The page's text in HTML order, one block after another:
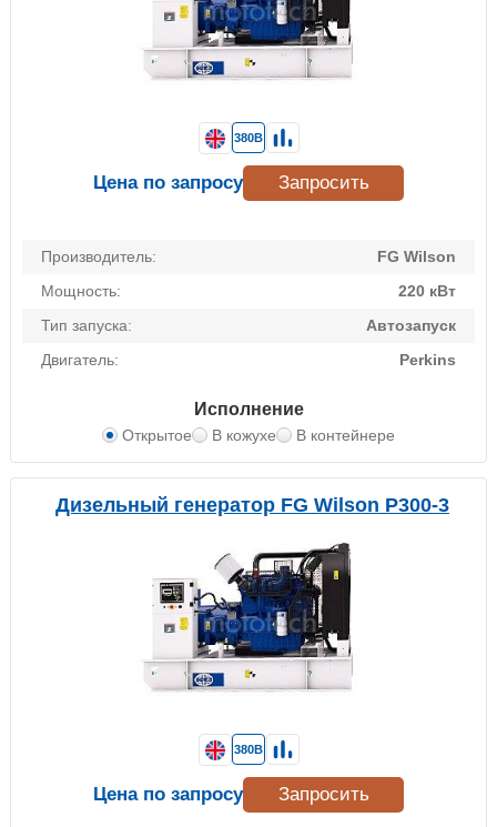
Производитель:
FG Wilson
Мощность:
220 кВт
Тип запуска:
Автозапуск
Двигатель:
Perkins
Исполнение
Открытое В кожухе В контейнере
380В
Цена по запросу Запросить
Дизельный генератор FG Wilson P300-3
380В
Цена по запросу Запросить